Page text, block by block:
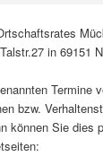
in 69151
Termine
bzw.
können Sie dies